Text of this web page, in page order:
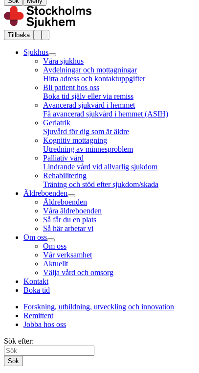
Tillbaka
Sjukhus
Våra sjukhus
Avdelningar och mottagningar
Hitta adress och kontaktuppgifter
Bli patient hos oss
Boka tid själv eller via remiss
Avancerad sjukvård i hemmet
Få avancerad sjukvård i hemmet (ASIH)
Geriatrik
Sjuvård för dig som är äldre
Kognitiv mottagning
Utredning av minnesproblem
Palliativ vård
Lindrande vård vid allvarlig sjukdom
Rehabilitering
Träning och stöd efter sjukdom/skada
Äldreboenden
Äldreboenden
Våra äldreboenden
Så får du en plats
Så här arbetar vi
Om oss
Om oss
Vår verksamhet
Aktuellt
Välja vård och omsorg
Kontakt
Boka tid
Forskning, utbildning, utveckling och innovation
Remittent
Jobba hos oss
Sök efter:
Sök